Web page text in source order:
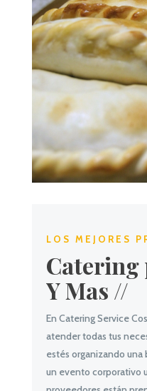
LOS MEJORES
Catering
Y Mas //
En Catering Service
atender todas tus
estés organizando
un evento corporativo